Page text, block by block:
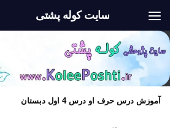
سایت کوله پشتی
آموزش درس حرف او درس 4 اول دبستان